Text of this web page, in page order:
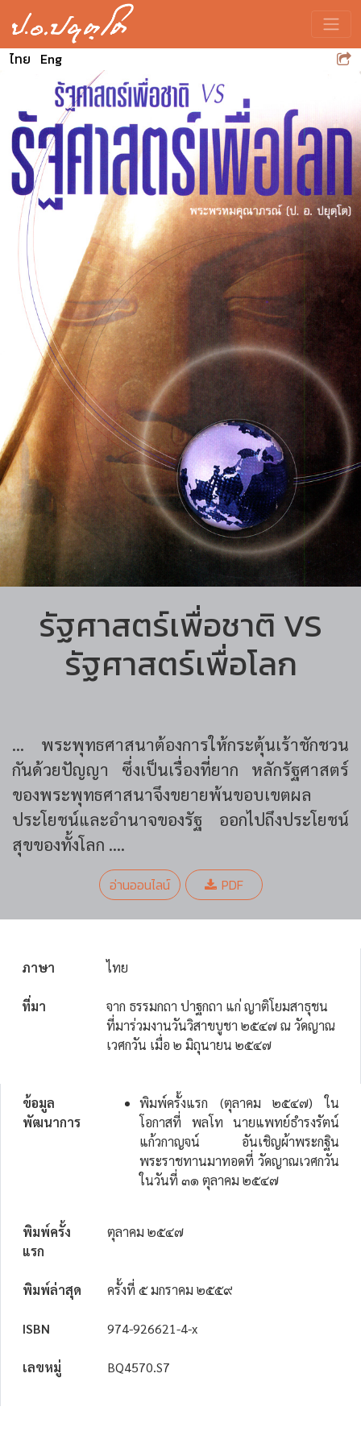
ไทย Eng
รัฐศาสตร์เพื่อชาติ VS
รัฐศาสตร์เพื่อโลก
... พระพุทธศาสนาต้องการให้กระตุ้นเร้าชักชวน
กันด้วยปัญญา ซึ่งเป็นเรื่องที่ยาก หลักรัฐศาสตร์
ของพระพุทธศาสนาจึงขยายพ้นขอบเขตผล
ประโยชน์และอำนาจของรัฐ ออกไปถึงประโยชน์
สุขของทั้งโลก ....
อ่านออนไลน์ PDF
ภาษา ไทย
ที่มา
จาก ธรรมกถา ปาฐกถา แก่ ญาติโยมสาธุชน
ที่มาร่วมงานวันวิสาขบูชา ๒๕๔๗ ณ วัดญาณ
เวศกวัน เมื่อ ๒ มิถุนายน ๒๕๔๗
ข้อมูล
พัฒนาการ
พิมพ์ครั้งแรก (ตุลาคม ๒๕๔๗) ใน
โอกาสที่ พลโท นายแพทย์ธำรงรัตน์
แก้วกาญจน์ อันเชิญผ้าพระกฐิน
พระราชทานมาทอดที่ วัดญาณเวศกวัน
ในวันที่ ๓๑ ตุลาคม ๒๕๔๗
พิมพ์ครั้ง
แรก
ตุลาคม ๒๕๔๗
พิมพ์ล่าสุด ครั้งที่ ๕ มกราคม ๒๕๕๙
ISBN 974-926621-4-x
เลขหมู่ BQ4570.S7